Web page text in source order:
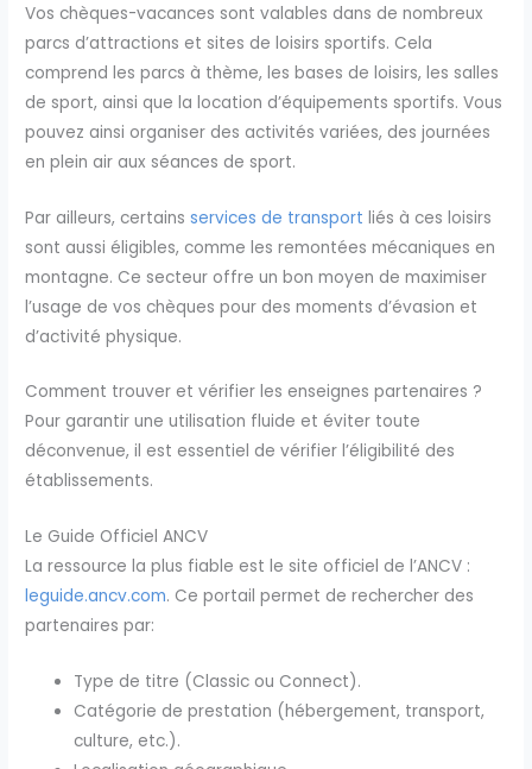
Vos chèques-vacances sont valables dans de nombreux
parcs d’attractions et sites de loisirs sportifs. Cela
comprend les parcs à thème, les bases de loisirs, les salles
de sport, ainsi que la location d’équipements sportifs. Vous
pouvez ainsi organiser des activités variées, des journées
en plein air aux séances de sport.
Par ailleurs, certainsservices de transport liés à ces loisirs
sont aussi éligibles, comme les remontées mécaniques en
montagne. Ce secteur offre un bon moyen de maximiser
l’usage de vos chèques pour des moments d’évasion et
d’activité physique.
Comment trouver et vérifier les enseignes partenaires ?
Pour garantir une utilisation fluide et éviter toute
déconvenue, il est essentiel de vérifier l’éligibilité des
établissements.
Le Guide Officiel ANCV
La ressource la plus fiable est le site officiel de l’ANCV :
leguide.ancv.com. Ce portail permet de rechercher des
partenaires par:
Type de titre (Classic ou Connect).
Catégorie de prestation (hébergement, transport,
culture, etc.).